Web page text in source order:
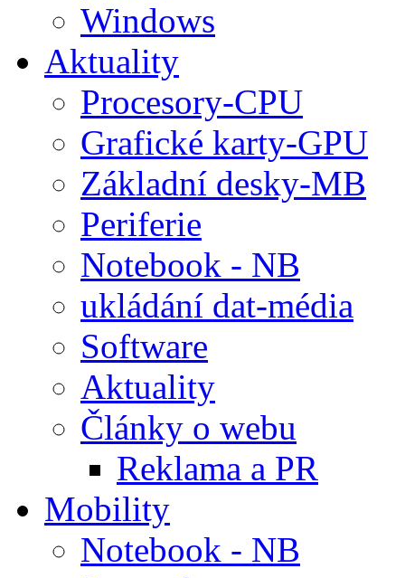
Windows
Aktuality
Procesory-CPU
Grafické karty-GPU
Základní desky-MB
Periferie
Notebook - NB
ukládání dat-média
Software
Aktuality
Články o webu
Reklama a PR
Mobility
Notebook - NB